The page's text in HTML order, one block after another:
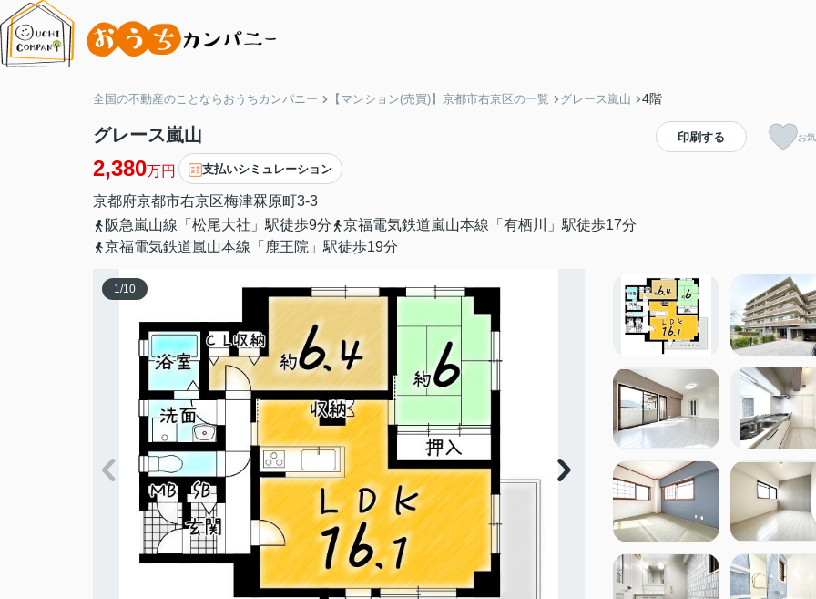
全国の不動産のことならおうちカンパニー 【マンション(売買)】京都市右京区の一覧 グレース嵐山 4階
グレース嵐山
2,380万円 支払いシミュレーション
京都府京都市右京区梅津罧原町3-3
阪急嵐山線「松尾大社」駅徒歩9分
京福電気鉄道嵐山本線「有栖川」駅徒歩17分
京福電気鉄道嵐山本線「鹿王院」駅徒歩19分
印刷する お
1/10